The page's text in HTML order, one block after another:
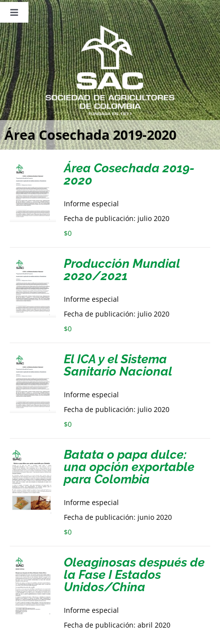
Saltar
contenido
Toggle
Navigation
Nosotros
Publicaciones
Sala de Prensa
Eventos
Área Cosechada 2019-2020
Área Cosechada 2019-
2020
Informe especial
Fecha de publicación: julio 2020
$0
Producción Mundial
2020/2021
Informe especial
Fecha de publicación: julio 2020
$0
El ICA y el Sistema
Sanitario Nacional
Informe especial
Fecha de publicación: julio 2020
$0
Batata o papa dulce:
una opción exportable
para Colombia
Informe especial
Fecha de publicación: junio 2020
$0
Oleaginosas después de
la Fase I Estados
Unidos/China
Informe especial
Fecha de publicación: abril 2020